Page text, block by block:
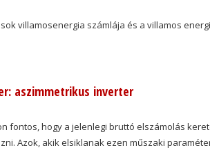
villamosenergia számlája és a villamos
aszimmetrikus inverter
fontos, hogy a jelenlegi bruttó elszámolás
Azok, akik elsiklanak ezen műszaki